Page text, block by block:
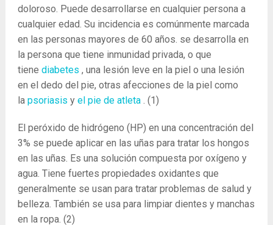
doloroso. Puede desarrollarse en cualquier persona a
cualquier edad. Su incidencia es comúnmente marcada
en las personas mayores de 60 años. se desarrolla en
la persona que tiene inmunidad privada, o que
tiene diabetes , una lesión leve en la piel o una lesión
en el dedo del pie, otras afecciones de la piel como
la psoriasis y el pie de atleta. (1)
El peróxido de hidrógeno (HP) en una concentración del
3% se puede aplicar en las uñas para tratar los hongos
en las uñas. Es una solución compuesta por oxígeno y
agua. Tiene fuertes propiedades oxidantes que
generalmente se usan para tratar problemas de salud y
belleza. También se usa para limpiar dientes y manchas
en la ropa. (2)